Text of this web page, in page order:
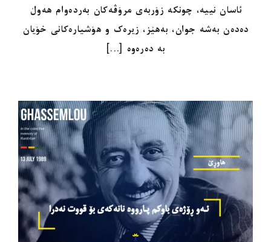
ئاسان نییە، چونکە زۆربەی مرۆڤەکان بەردەوام هەوڵ
دەدەن بەشە جوان، بەهێز، زیرەک و هۆشیارەکانی خۆیان
بە دەرەوە [...]